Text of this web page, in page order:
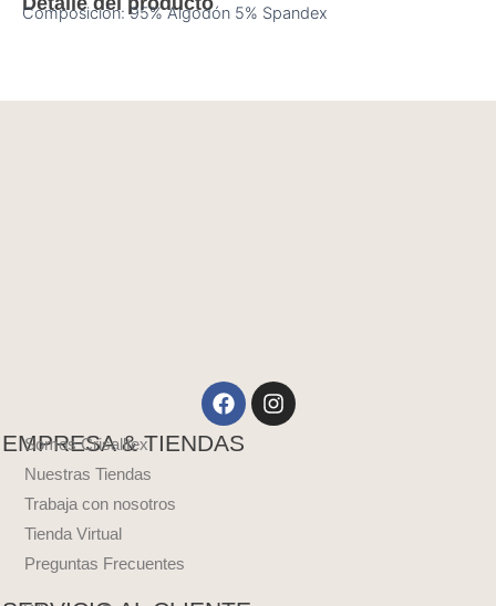
Composición: 95% Algodón 5% Spandex
FacebookInstagram
EMPRESA & TIENDAS
Somos Crisalltex
Nuestras Tiendas
Trabaja con nosotros
Tienda Virtual
Preguntas Frecuentes